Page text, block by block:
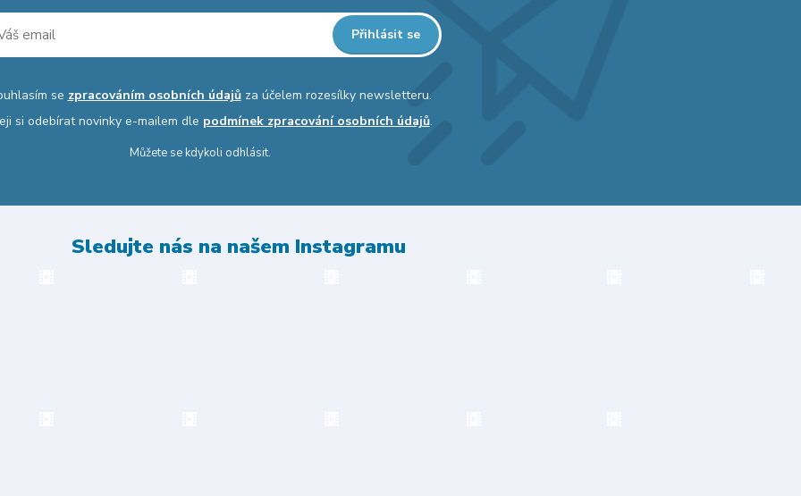
Přihlásit se
se zpracováním osobních údajůza účelem rozesílky newsletteru.
si odebírat novinky e-mailem dle podmínek zpracování osobních údajů.
Můžete se kdykoli odhlásit.
Sledujte nás na našem Instagramu